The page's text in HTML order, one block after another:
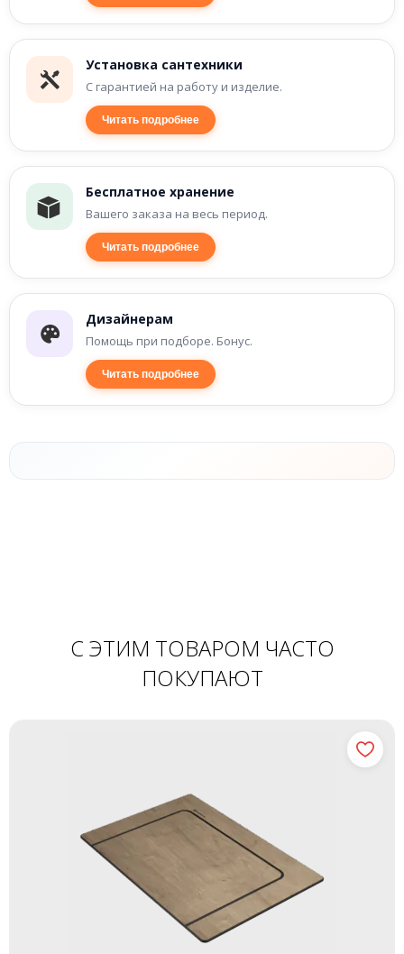
Установка сантехники
С гарантией на работу и изделие.
Читать подробнее
Бесплатное хранение
Вашего заказа на весь период.
Читать подробнее
Дизайнерам
Помощь при подборе. Бонус.
Читать подробнее
С ЭТИМ ТОВАРОМ ЧАСТО
ПОКУПАЮТ